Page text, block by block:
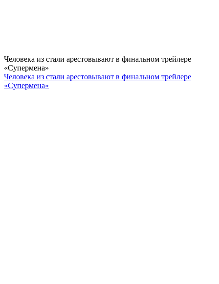
Человека из стали арестовывают в финальном трейлере
«Супермена»
Человека из стали арестовывают в финальном трейлере
«Супермена»